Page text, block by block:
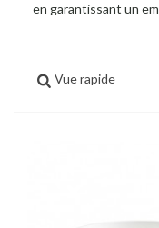
en garantissant un
Vue rapide